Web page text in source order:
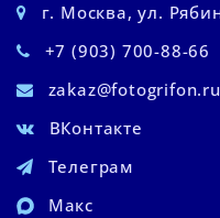
г. Москва, ул.
+7 (903) 700-88-66
zakaz@fotogrifon.ru
ВКонтакте
Телеграм
Макс